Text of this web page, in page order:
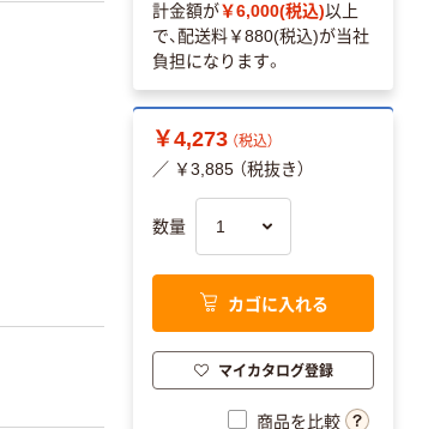
計金額が￥6,000(税込)以上
で、配送料￥880(税込)が当社
負担になります。
￥4,273 （税込）
／ ￥3,885 （税抜き）
数量
カゴに入れる
マイカタログ登録
商品を比較